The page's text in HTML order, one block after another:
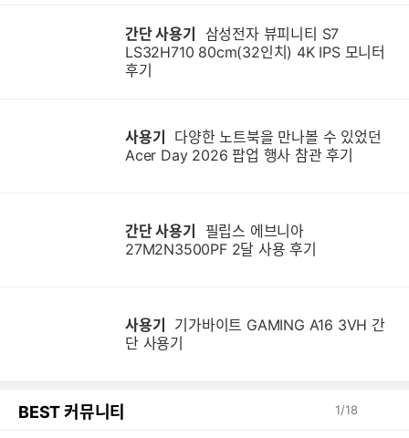
간단 사용기
LS32H710 80cm(32인치) 4K IPS 모니터
후기
사용기
Acer Day 2026 팝업 행사 참관 후기
간단 사용기
27M2N3500PF 2달 사용 후기
사용기
단 사용기
BEST 커뮤니티 1/18